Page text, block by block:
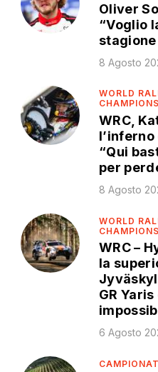
Oliver
“Voglio
8 Agosto
WORLD
WRC,
“Qui
per
8 Agosto
WORLD
WRC –
la
GR
6 Agosto